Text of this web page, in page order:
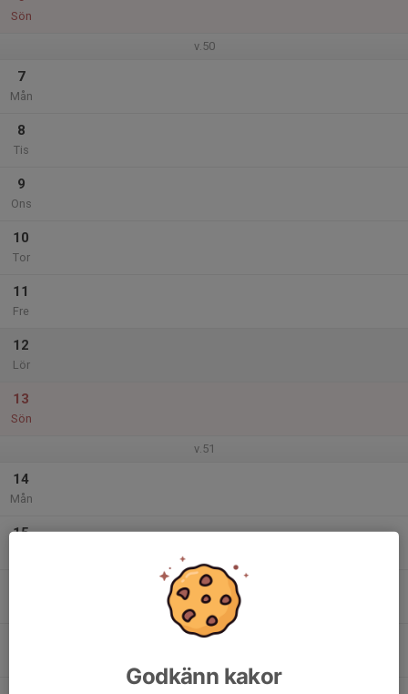
Sön
v.50
7
Mån
8
Tis
9
Ons
10
Tor
11
Fre
12
Lör
13
Sön
v.51
14
Mån
15
Godkänn kakor